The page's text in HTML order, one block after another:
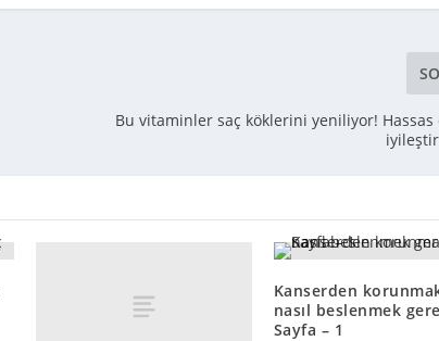
Bu vitaminler saç köklerini yeniliyor!
Kanserden
nasıl beslenmek
Sayfa – 1